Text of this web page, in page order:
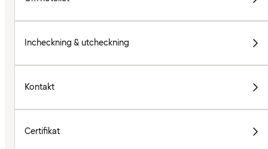
Incheckning & utcheckning
Kontakt
Certifikat